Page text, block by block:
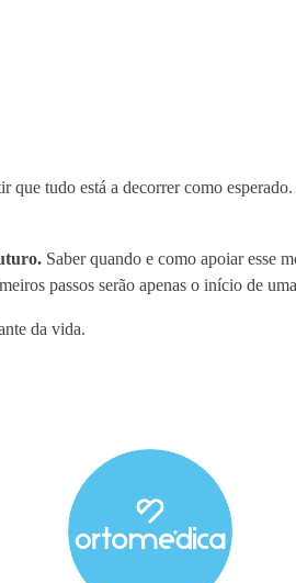
que tudo está a decorrer como esperado.
Saber quando e como apoiar esse
passos serão apenas o início de
da vida.